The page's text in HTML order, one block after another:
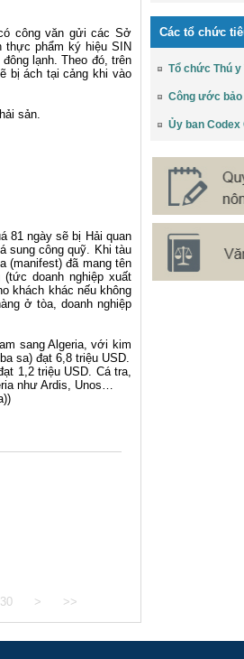
công văn gửi các Sở
thực phẩm ký hiệu SIN
lạnh. Theo đó, trên
bị ách tại cảng khi vào
sản.
81 ngày sẽ bị Hải quan
sung công quỹ. Khi tàu
(manifest) đã mang tên
doanh nghiệp xuất
khách khác nếu không
ở tòa, doanh nghiệp
sang Algeria, với kim
sa) đạt 6,8 triệu USD.
1,2 triệu USD. Cá tra,
như Ardis, Unos…
30 > >>
Các tổ chức
Tổ chức Thú y
Công ước bảo
Ủy ban Codex